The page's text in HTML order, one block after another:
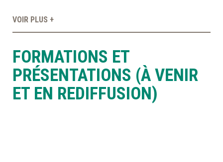
À LA POINTE DE LA PROFESSION
RÉPERTOIRE DES MEMBRES
CALENDRIER
FORMATIONS ET
PRÉSENTATIONS (À VENIR
ET EN REDIFFUSION)
VOIR PLUS +